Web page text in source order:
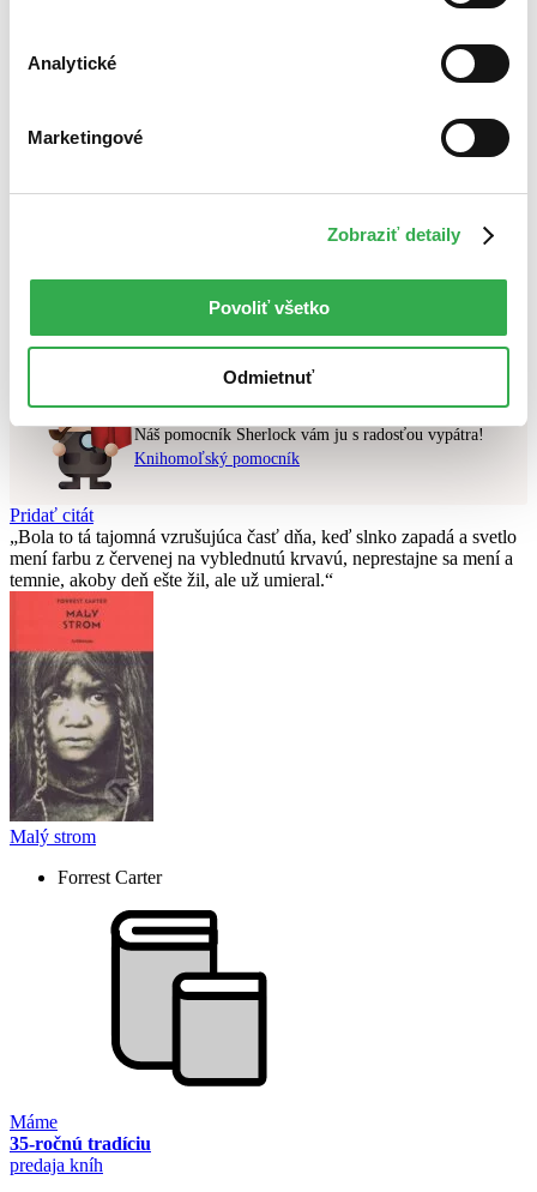
Analytické
Marketingové
Zobraziť detaily
Povoliť všetko
Odmietnuť
Bestsellery
Najdrahšie
najnovšie
vyhovujúci zadaným podmienkam.
Chcete poradiť knihu?
Náš pomocník Sherlock vám ju s radosťou vypátra!
Knihomoľský pomocník
Pridať citát
Bola to tá tajomná vzrušujúca časť dňa, keď slnko zapadá a svetlo
mení farbu z červenej na vyblednutú krvavú, neprestajne sa mení a
temnie, akoby deň ešte žil, ale už umieral.
Malý strom
Forrest Carter
Máme
35-ročnú tradíciu
predaja kníh